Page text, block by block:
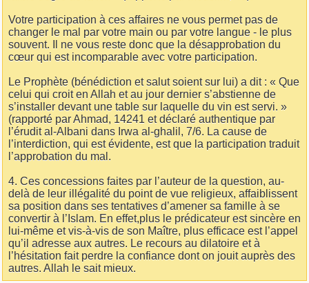
Votre participation à ces affaires ne vous permet pas de
changer le mal par votre main ou par votre langue - le plus
souvent. Il ne vous reste donc que la désapprobation du
cœur qui est incomparable avec votre participation.
Le Prophète (bénédiction et salut soient sur lui) a dit : « Que
celui qui croit en Allah et au jour dernier s’abstienne de
s’installer devant une table sur laquelle du vin est servi. »
(rapporté par Ahmad, 14241 et déclaré authentique par
l’érudit al-Albani dans Irwa al-ghalil, 7/6. La cause de
l’interdiction, qui est évidente, est que la participation traduit
l’approbation du mal.
4. Ces concessions faites par l’auteur de la question, au-
delà de leur illégalité du point de vue religieux, affaiblissent
sa position dans ses tentatives d’amener sa famille à se
convertir à l’Islam. En effet,plus le prédicateur est sincère en
lui-même et vis-à-vis de son Maître, plus efficace est l’appel
qu’il adresse aux autres. Le recours au dilatoire et à
l’hésitation fait perdre la confiance dont on jouit auprès des
autres. Allah le sait mieux.